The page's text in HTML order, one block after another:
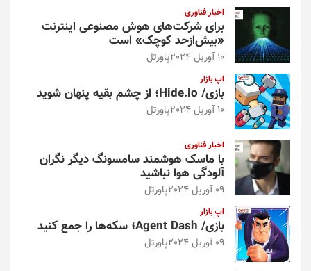
اخبار فناوری
برای شرکت‌های هوش مصنوعی اینترنت
«بیش‌از‌حد کوچک» است
10 آوریل 2024 پاورتل
اپ بازار
بازی/ Hide.io؛ از چشم بقیه پنهان شوید
10 آوریل 2024 پاورتل
اخبار فناوری
با ماسک هوشمند سامسونگ دیگر نگران
آلودگی هوا نباشید
09 آوریل 2024 پاورتل
اپ بازار
بازی/ Agent Dash؛ سکه‌ها را جمع کنید
09 آوریل 2024 پاورتل